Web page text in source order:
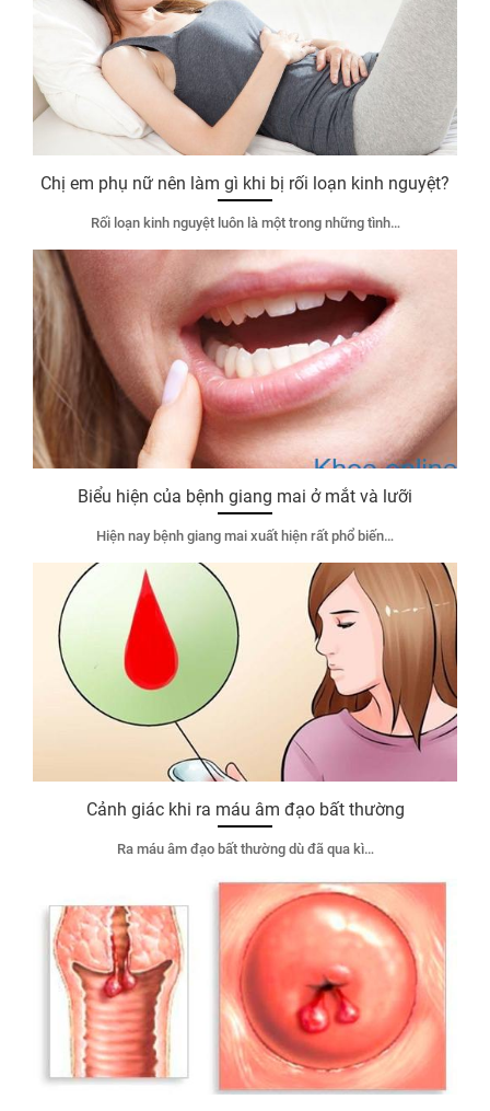
Chị em phụ nữ nên làm gì khi bị rối loạn kinh nguyệt?
Rối loạn kinh nguyệt luôn là một trong những tình…
Biểu hiện của bệnh giang mai ở mắt và lưỡi
Hiện nay bệnh giang mai xuất hiện rất phổ biến…
Cảnh giác khi ra máu âm đạo bất thường
Ra máu âm đạo bất thường dù đã qua kì…